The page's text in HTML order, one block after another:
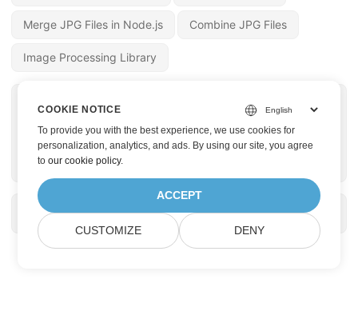
Merge JPG Files in Node.js Combine JPG Files
Image Processing Library
轉換為 HTML
使用 Image to PDF
Converter 將 JPG 轉
COOKIE NOTICE
To provide you with the best experience, we use cookies for
personalization, analytics, and ads. By using our site, you agree
toour cookie policy.
ACCEPT
CUSTOMIZE DENY